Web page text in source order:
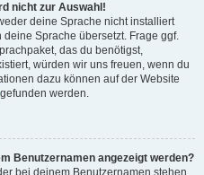
nicht zur Auswahl!
deine Sprache nicht installiert
Sprache übersetzt. Frage ggf.
das du benötigst,
würden wir uns freuen, wenn du
dazu können auf der Website
gefunden werden.
Benutzernamen angezeigt werden?